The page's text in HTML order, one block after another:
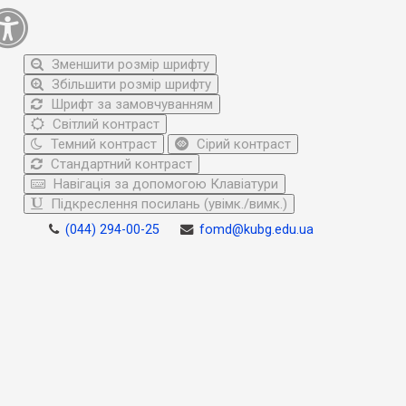
Зменшити розмір шрифту
Збільшити розмір шрифту
Шрифт за замовчуванням
Світлий контраст
Темний контраст
Сірий контраст
Стандартний контраст
Навігація за допомогою Клавіатури
Підкреслення посилань (увімк./вимк.)
(044) 294-00-25 fomd@kubg.edu.ua